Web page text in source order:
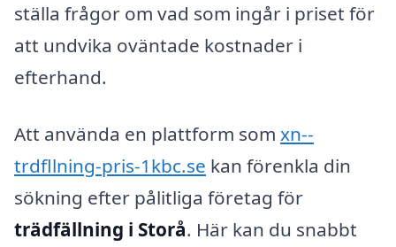
ställa frågor om vad som ingår i priset för
att undvika oväntade kostnader i
efterhand.
Att använda en plattform som xn--
trdfllning-pris-1kbc.se kan förenkla din
sökning efter pålitliga företag för
trädfällning i Storå. Här kan du snabbt